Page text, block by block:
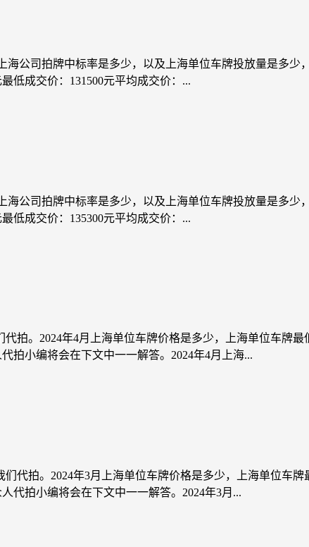
公司拍牌中标率是多少，以及上海单位车牌投放量是多少
低成交价：131500元平均成交价：...
公司拍牌中标率是多少，以及上海单位车牌投放量是多少
低成交价：135300元平均成交价：...
拍。2024年4月上海单位车牌价格是多少，上海单位车牌
拍小编将会在下文中一一解答。2024年4月上海...
代拍。2024年3月上海单位车牌价格是多少，上海单位车
代拍小编将会在下文中一一解答。2024年3月...